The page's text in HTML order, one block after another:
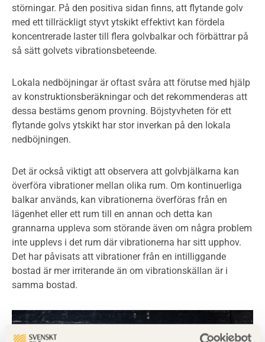
störningar. På den positiva sidan finns, att flytande golv
med ett tillräckligt styvt ytskikt effektivt kan fördela
koncentrerade laster till flera golvbalkar och förbättrar på
så sätt golvets vibrationsbeteende.
Lokala nedböjningar är oftast svåra att förutse med hjälp
av konstruktionsberäkningar och det rekommenderas att
dessa bestäms genom provning. Böjstyvheten för ett
flytande golvs ytskikt har stor inverkan på den lokala
nedböjningen.
Det är också viktigt att observera att golvbjälkarna kan
överföra vibrationer mellan olika rum. Om kontinuerliga
balkar används, kan vibrationerna överföras från en
lägenhet eller ett rum till en annan och detta kan
grannarna uppleva som störande även om några problem
inte upplevs i det rum där vibrationerna har sitt upphov.
Det har påvisats att vibrationer från en intilliggande
bostad är mer irriterande än om vibrationskällan är i
samma bostad.